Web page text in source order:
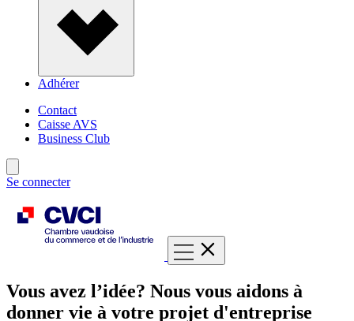
Adhérer
Contact
Caisse AVS
Business Club
Se connecter
Vous avez l’idée? Nous vous aidons à
donner vie à votre projet d'entreprise